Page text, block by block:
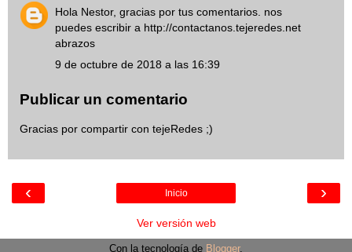
Hola Nestor, gracias por tus comentarios. nos
puedes escribir a http://contactanos.tejeredes.net
abrazos
9 de octubre de 2018 a las 16:39
Publicar un comentario
Gracias por compartir con tejeRedes ;)
‹ ›
Inicio
Ver versión web
Con la tecnología de Blogger.